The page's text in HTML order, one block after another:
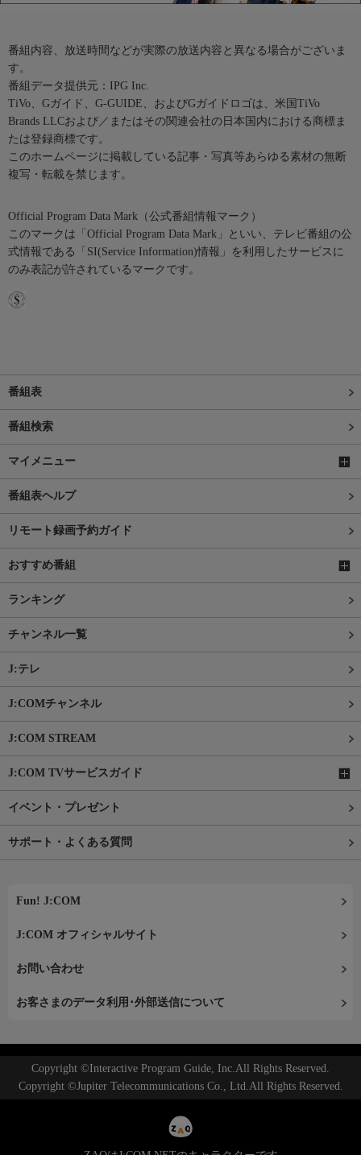
番組内容、放送時間などが実際の放送内容と異なる場合がございま
す。
番組データ提供元：IPG Inc.
TiVo、Gガイド、G-GUIDE、およびGガイドロゴは、米国TiVo
Brands LLCおよび／またはその関連会社の日本国内における商標ま
たは登録商標です。
このホームページに掲載している記事・写真等あらゆる素材の無断
複写・転載を禁じます。
Official Program Data Mark（公式番組情報マーク）
このマークは「Official Program Data Mark」といい、テレビ番組の公
式情報である「SI(Service Information)情報」を利用したサービスに
のみ表記が許されているマークです。
番組表
番組検索
マイメニュー
番組表ヘルプ
リモート録画予約ガイド
おすすめ番組
ランキング
チャンネル一覧
J:テレ
J:COMチャンネル
J:COM STREAM
J:COM TVサービスガイド
イベント・プレゼント
サポート・よくある質問
Fun! J:COM
J:COM オフィシャルサイト
お問い合わせ
お客さまのデータ利用･外部送信について
Copyright ©Interactive Program Guide, Inc.All Rights Reserved.
Copyright ©Jupiter Telecommunications Co., Ltd.All Rights Reserved.